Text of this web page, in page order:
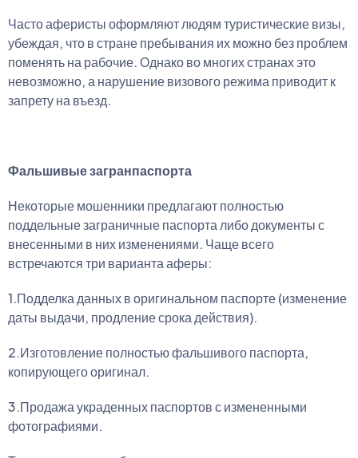
Часто аферисты оформляют людям туристические визы,
убеждая, что в стране пребывания их можно без проблем
поменять на рабочие. Однако во многих странах это
невозможно, а нарушение визового режима приводит к
запрету на въезд.
Фальшивые загранпаспорта
Некоторые мошенники предлагают полностью
поддельные заграничные паспорта либо документы с
внесенными в них изменениями. Чаще всего
встречаются три варианта аферы:
1.Подделка данных в оригинальном паспорте (изменение
даты выдачи, продление срока действия).
2.Изготовление полностью фальшивого паспорта,
копирующего оригинал.
3.Продажа украденных паспортов с измененными
фотографиями.